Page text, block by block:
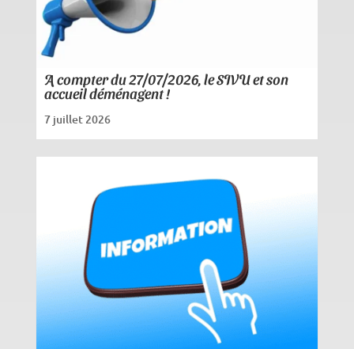
A compter du 27/07/2026, le SIVU et son
accueil déménagent !
7 juillet 2026